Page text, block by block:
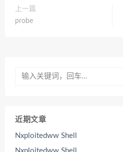
上一篇
probe
近期文章
Nxploitedww Shell